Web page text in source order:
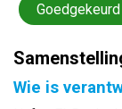
Goedgekeurd
Wie is